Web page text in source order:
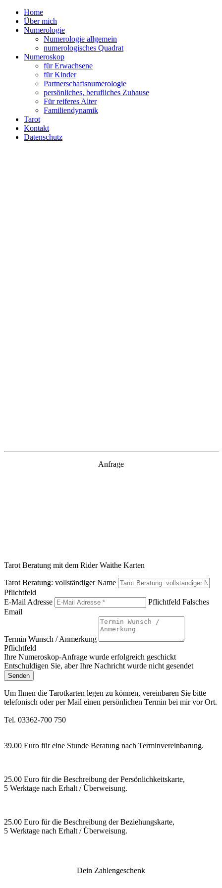
Home
Über mich
Numerologie
Numerologie allgemein
numerologisches Quadrat
Numeroskop
für Erwachsene
für Kinder
Partnerschaftsnumerologie
persönliches, berufliches Zuhause
Für reiferes Alter
Familiendynamik
Tarot
Kontakt
Datenschutz
Anfrage
Tarot Beratung mit dem Rider Waithe Karten
Tarot Beratung: vollständiger Name
Pflichtfeld
E-Mail Adresse
Pflichtfeld Falsches
Email
Termin Wunsch / Anmerkung
Pflichtfeld
Ihre Numeroskop-Anfrage wurde erfolgreich geschickt
Entschuldigen Sie, aber Ihre Nachricht wurde nicht gesendet
Senden
Um Ihnen die Tarotkarten legen zu können, vereinbaren Sie bitte
telefonisch oder per Mail einen persönlichen Termin bei mir vor Ort.
Tel. 03362-700 750
39.00 Euro für eine Stunde Beratung nach Terminvereinbarung.
25.00 Euro für die Beschreibung der Persönlichkeitskarte,
5 Werktage nach Erhalt / Überweisung.
25.00 Euro für die Beschreibung der Beziehungskarte,
5 Werktage nach Erhalt / Überweisung.
Dein Zahlengeschenk